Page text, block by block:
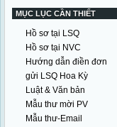
MỤC LỤC CẦN THIẾT
Hồ sơ tại LSQ
Hồ sơ tại NVC
Hướng dẫn điền đơn
gửi LSQ Hoa Kỳ
Luật & Văn bản
Mẫu thư mời PV
Mẫu thư-Email